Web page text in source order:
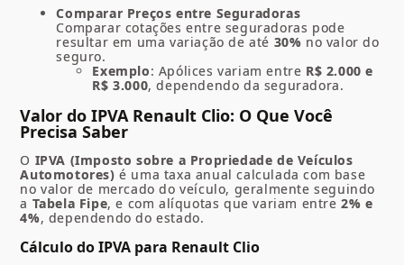
Comparar Preços entre Seguradoras
Comparar cotações entre seguradoras pode
resultar em uma variação de até 30% no valor do
seguro.
Exemplo: Apólices variam entre R$ 2.000 e
R$ 3.000, dependendo da seguradora.
Valor do IPVA Renault Clio: O Que Você
Precisa Saber
O IPVA (Imposto sobre a Propriedade de Veículos
Automotores) é uma taxa anual calculada com base
no valor de mercado do veículo, geralmente seguindo
a Tabela Fipe, e com alíquotas que variam entre2% e
4%, dependendo do estado.
Cálculo do IPVA para Renault Clio